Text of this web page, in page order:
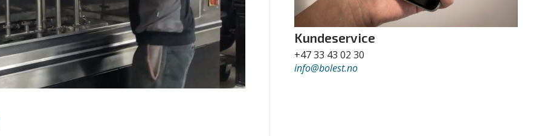
Kundeservice
+47 33 43 02 30
info@bolest.no